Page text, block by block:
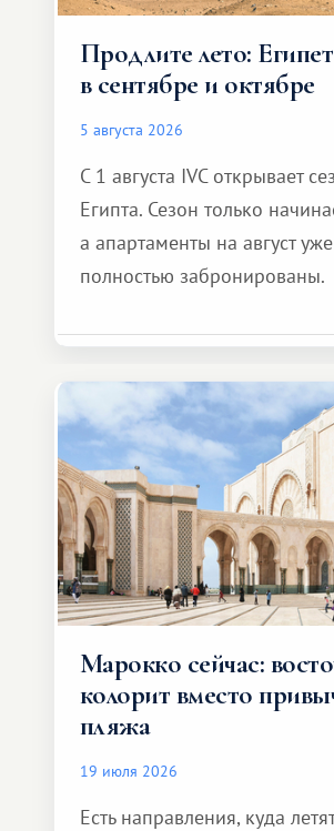
Продлите лето: Египет
в сентябре и октябре
5 августа 2026
С 1 августа IVC открывает
Египта. Сезон только
а апартаменты на август уже
полностью забронированы.
Марокко сейчас:
колорит вместо
пляжа
19 июля 2026
Есть направления, куда летят